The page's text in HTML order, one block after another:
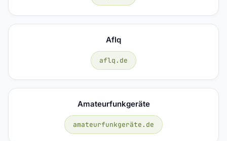
Aflq
aflq.de
Amateurfunkgeräte
amateurfunkgeräte.de